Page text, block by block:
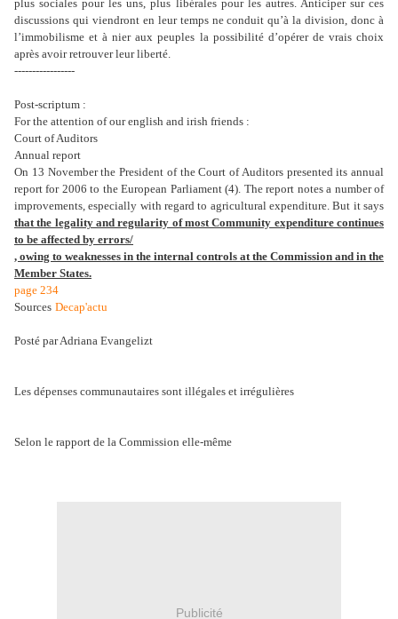
plus sociales pour les uns, plus libérales pour les autres. Anticiper sur ces
discussions qui viendront en leur temps ne conduit qu’à la division, donc à
l’immobilisme et à nier aux peuples la possibilité d’opérer de vrais choix
après avoir retrouver leur liberté.
-----------------
Post-scriptum :
For the attention of our english and irish friends :
Court of Auditors
Annual report
On 13 November the President of the Court of Auditors presented its annual
report for 2006 to the European Parliament (4). The report notes a number of
improvements, especially with regard to agricultural expenditure. But it says
that the legality and regularity of most Community expenditure continues
to be affected by errors/
, owing to weaknesses in the internal controls at the Commission and in the
Member States.
page 234
Sources Decap'actu
Posté par Adriana Evangelizt
Les dépenses communautaires sont illégales et irrégulières
Selon le rapport de la Commission elle-même
Publicité